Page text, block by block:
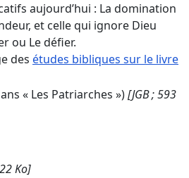
aujourd’hui : La domination
et celle qui ignore Dieu
ou Le défier.
des études bibliques sur le livre
« Les Patriarches »)[JGB ; 593
Ko]